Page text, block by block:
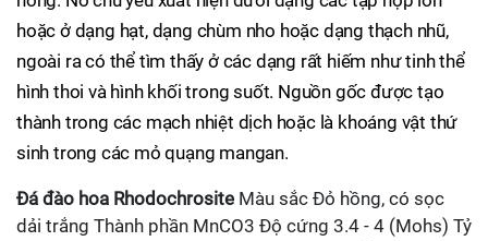
hoặc ở dạng hạt, dạng chùm nho hoặc dạng thạch nhũ,
ngoài ra có thể tìm thấy ở các dạng rất hiếm như tinh thể
hình thoi và hình khối trong suốt. Nguồn gốc được tạo
thành trong các mạch nhiệt dịch hoặc là khoáng vật thứ
sinh trong các mỏ quạng mangan.
Đá đào hoa Rhodochrosite Màu sắc Đỏ hồng, có sọc
dải trắng Thành phần MnCO3 Độ cứng 3.4 - 4 (Mohs) Tỷ